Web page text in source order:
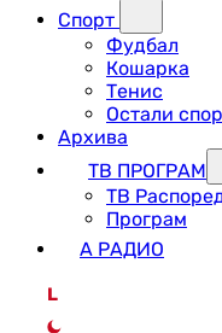
Спорт
Фудбал
Кошарка
Тенис
Остали
Архива
ТВ ПРОГРАМ
ТВ
Програм
А РАДИО
L